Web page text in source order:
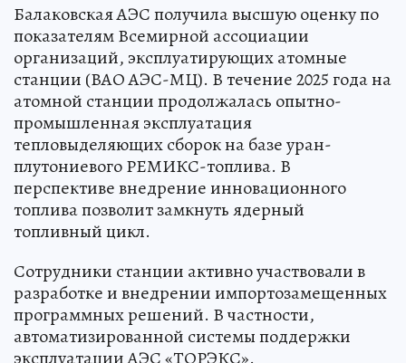
Балаковская АЭС получила высшую оценку по
показателям Всемирной ассоциации
организаций, эксплуатирующих атомные
станции (ВАО АЭС-МЦ). В течение 2025 года на
атомной станции продолжалась опытно-
промышленная эксплуатация
тепловыделяющих сборок на базе уран-
плутониевого РЕМИКС-топлива. В
перспективе внедрение инновационного
топлива позволит замкнуть ядерный
топливный цикл.
Сотрудники станции активно участвовали в
разработке и внедрении импортозамещенных
программных решений. В частности,
автоматизированной системы поддержки
эксплуатации АЭС «ТОРЭКС».